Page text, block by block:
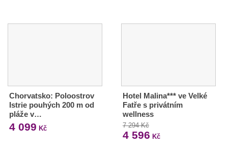
Chorvatsko: Poloostrov
Istrie pouhých 200 m od
pláže v…
4 099 Kč
Hotel Malina*** ve Velké
Fatře s privátním
wellness
7 294 Kč
4 596 Kč